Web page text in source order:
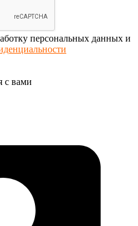
персональных данных и
с вами